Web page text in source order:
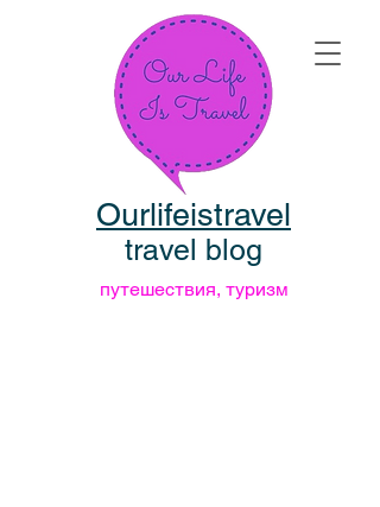
Ourlifeistravel
travel blog
путешествия, туризм